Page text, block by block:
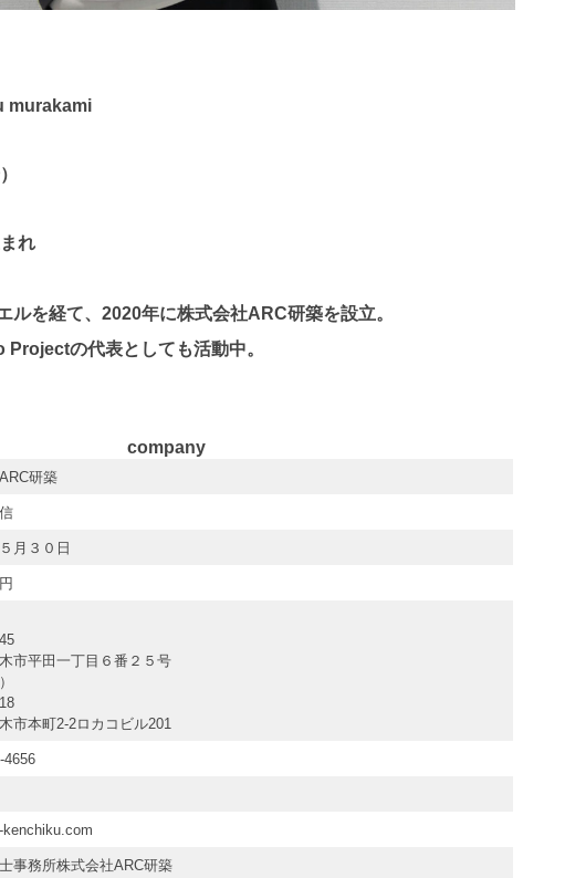
れ
ルを経て、2020年に株式会社ARC研築を設立。
の代表としても活動中。
company
研築
月３０日
市平田一丁目６番２５号
市本町2-2ロカコビル201
4656
kenchiku.com
事務所株式会社ARC研築